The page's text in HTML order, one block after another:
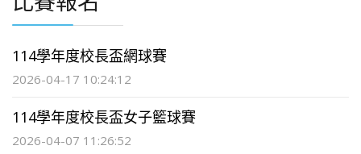
114學年度校長盃網球賽
2026-04-17 10:24:12
114學年度校長盃女子籃球賽
2026-04-07 11:26:52